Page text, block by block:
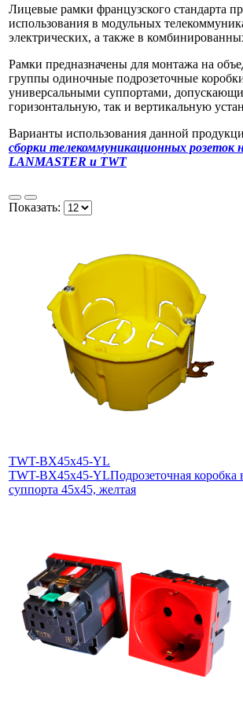
Лицевые рамки французского стандарта
использования в модульных
электрических, а также в
Рамки предназначены для монтажа на
группы одиночные подрозеточные
универсальными суппортами,
горизонтальную, так и вертикальную
Варианты использования данной
сборки телекоммуникационных розеток
LANMASTER и TWT
Показать:
TWT-BX45x45-YL
TWT-BX45x45-YLПодрозеточная коробка
суппорта 45х45, желтая